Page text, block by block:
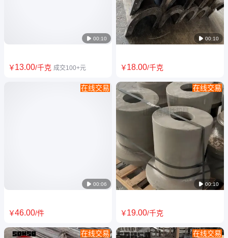
 00:10
￥13.00/千克 成交100+元
 00:06
在线交易
￥46.00/件
在线交易
支架耐高温腐蚀辉晟达
 00:10
ZG35Cr28Ni10流渣槽 溜钢槽
流钢槽ZG35Cr28Ni8渣溜槽 耐
热钢铸件
￥18.00/千克
 00:10
在线交易
￥19.00/千克
在线交易